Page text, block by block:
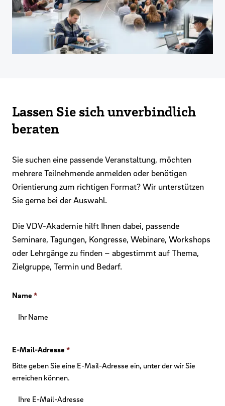
Lassen Sie sich unverbindlich
beraten
Sie suchen eine passende Veranstaltung, möchten
mehrere Teilnehmende anmelden oder benötigen
Orientierung zum richtigen Format? Wir unterstützen
Sie gerne bei der Auswahl.
Die VDV-Akademie hilft Ihnen dabei, passende
Seminare, Tagungen, Kongresse, Webinare, Workshops
oder Lehrgänge zu finden – abgestimmt auf Thema,
Zielgruppe, Termin und Bedarf.
Name *
E-Mail-Adresse *
Bitte geben Sie eine E-Mail-Adresse ein, unter der wir Sie
erreichen können.